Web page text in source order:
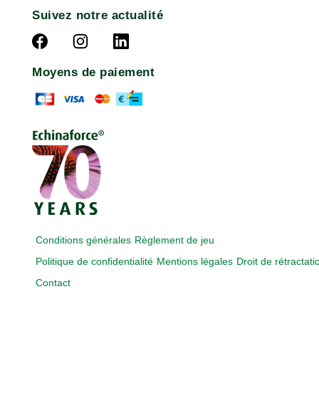
Suivez notre actualité
Moyens de paiement
Conditions générales Règlement de jeu
Politique de confidentialité Mentions légales Droit de
Contact